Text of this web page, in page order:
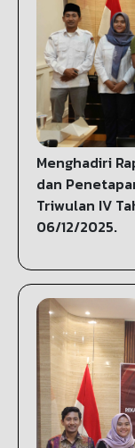
Menghadiri
dan
Triwulan IV
06/12/2025.